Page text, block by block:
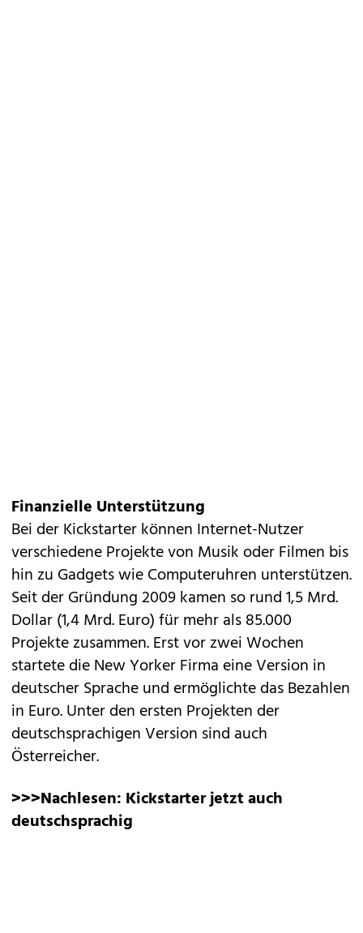
Finanzielle Unterstützung
Bei der Kickstarter können Internet-Nutzer
verschiedene Projekte von Musik oder Filmen bis
hin zu Gadgets wie Computeruhren unterstützen.
Seit der Gründung 2009 kamen so rund 1,5 Mrd.
Dollar (1,4 Mrd. Euro) für mehr als 85.000
Projekte zusammen. Erst vor zwei Wochen
startete die New Yorker Firma eine Version in
deutscher Sprache und ermöglichte das Bezahlen
in Euro. Unter den ersten Projekten der
deutschsprachigen Version sind auch
Österreicher.
>>>Nachlesen: Kickstarter jetzt auch
deutschsprachig